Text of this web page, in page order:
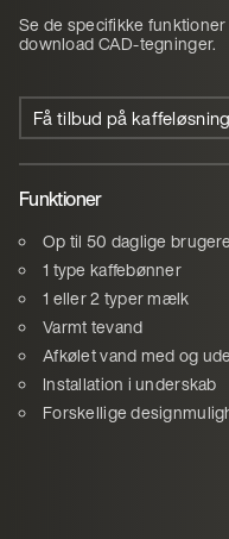
Se de specifikke
download CAD-tegninger.
Få tilbud på
Funktioner
Op til 50 daglige brugere
1 type kaffebønner
1 eller 2 typer mælk
Varmt tevand
Afkølet vand med og
Installation i underskab
Forskellige